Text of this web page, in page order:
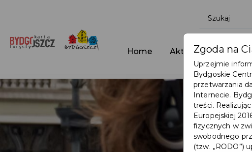
Home AktualnościZgoda na
Uprzejmie
Bydgoskie
przetwarzania
Internecie.
treści.
Europejskiej
fizycznych w
swobodnego
(tzw. „RODO”)